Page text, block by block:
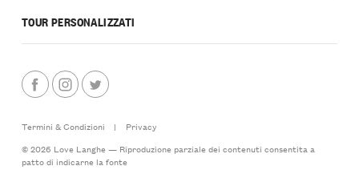
TOUR PERSONALIZZATI
Termini & Condizioni |
Privacy
© 2026 Love Langhe — Riproduzione parziale dei contenuti consentita a
patto di indicarne la fonte